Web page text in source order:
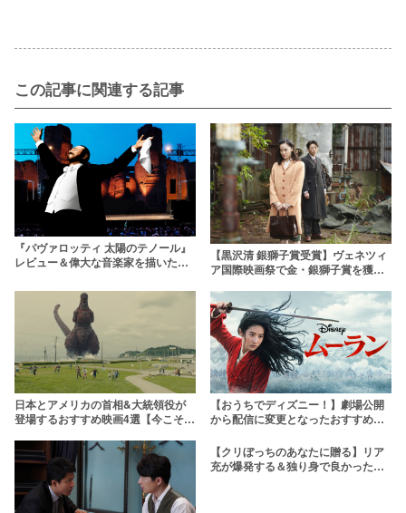
この記事に関連する記事
『パヴァロッティ 太陽のテノール』
レビュー＆偉大な音楽家を描いたお
【黒沢清 銀獅子賞受賞】ヴェネツィ
ア国際映画祭で金・銀獅子賞を獲得
日本とアメリカの首相&大統領役が
登場するおすすめ映画4選【今こそ観
【おうちでディズニー！】劇場公開
から配信に変更となったおすすめデ
【クリぼっちのあなたに贈る】リア
充が爆発する＆独り身で良かったと